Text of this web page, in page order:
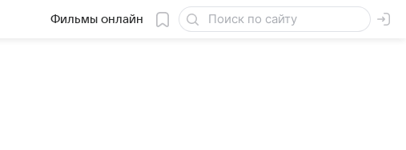
Фильмы онлайн